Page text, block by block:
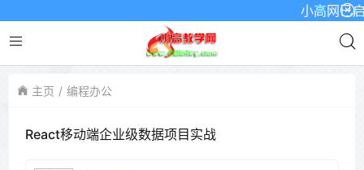
小高网已启
主页 编程办公
React移动端企业级数据项目实战